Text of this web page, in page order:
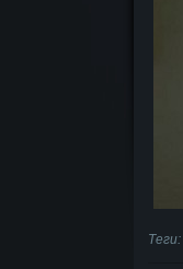
Теги: